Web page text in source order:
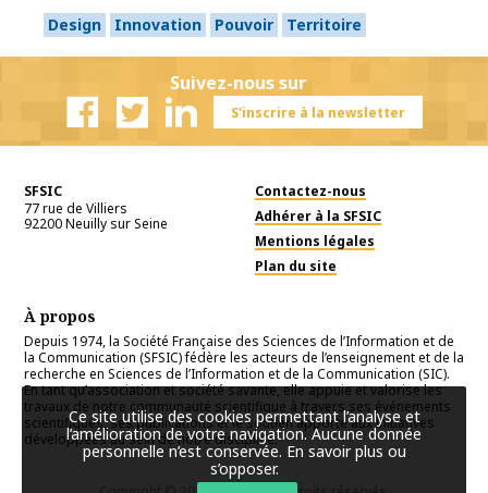
Design Innovation Pouvoir Territoire
Suivez-nous sur
S'inscrire à la newsletter
SFSIC
77 rue de Villiers
92200Neuilly sur Seine
Contactez-nous
Adhérer à la SFSIC
Mentions légales
Plan du site
À propos
Depuis 1974, la Société Française des Sciences de l’Information et de
la Communication (SFSIC) fédère les acteurs de l’enseignement et de la
recherche en Sciences de l’Information et de la Communication (SIC).
En tant qu’association et société savante, elle appuie et valorise les
travaux de notre communauté scientifique à travers ses événements
scientifiques, ses publications et le soutien apporté aux initiatives
développées au sein de notre discipline.
Ce site utilise des cookies permettant l’analyse et
l’amélioration de votre navigation. Aucune donnée
personnelle n’est conservée. En savoir plus ou
s’opposer.